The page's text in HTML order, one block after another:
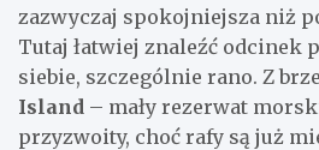
zazwyczaj spokojniejsza niż
Tutaj łatwiej znaleźć odcinek
siebie, szczególnie rano. Z
Island – mały rezerwat
przyzwoity, choć rafy są już